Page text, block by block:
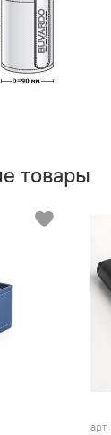
товары
арт.